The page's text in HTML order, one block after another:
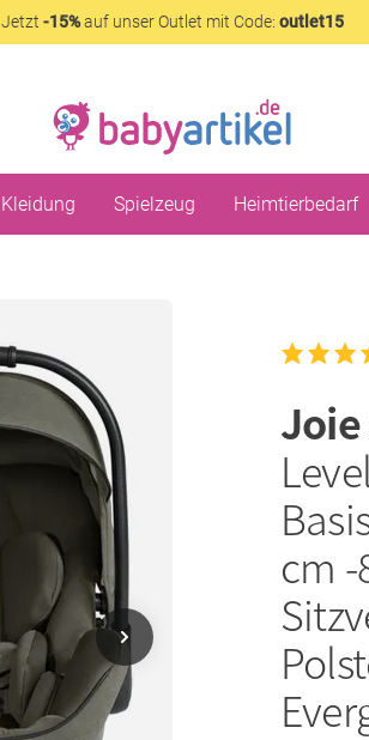
Jetzt -15%auf unser Outlet mit Code: outlet15
Kleidung Spielzeug Heimtierbedarf
cm